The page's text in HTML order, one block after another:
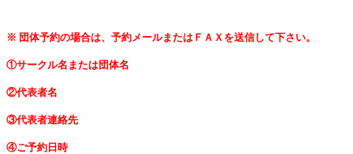
※ 団体予約の場合は、予約メールまたはＦＡＸを送信して下さい。
①サークル名または団体名
②代表者名
③代表者連絡先
④ご予約日時